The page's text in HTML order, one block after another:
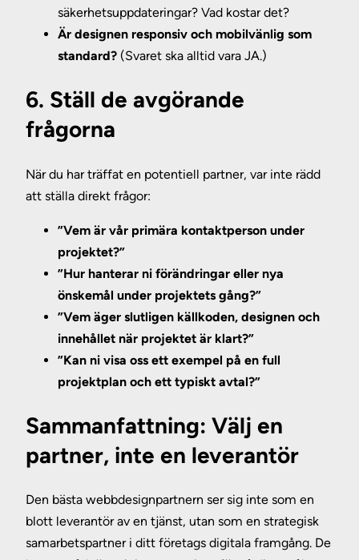
säkerhetsuppdateringar? Vad kostar det?
Är designen responsiv och mobilvänlig som
standard? (Svaret ska alltid vara JA.)
6. Ställ de avgörande
frågorna
När du har träffat en potentiell partner, var inte rädd
att ställa direkt frågor:
”Vem är vår primära kontaktperson under
projektet?”
”Hur hanterar ni förändringar eller nya
önskemål under projektets gång?”
”Vem äger slutligen källkoden, designen och
innehållet när projektet är klart?”
”Kan ni visa oss ett exempel på en full
projektplan och ett typiskt avtal?”
Sammanfattning: Välj en
partner, inte en leverantör
Den bästa webbdesignpartnern ser sig inte som en
blott leverantör av en tjänst, utan som en strategisk
samarbetspartner i ditt företags digitala framgång. De